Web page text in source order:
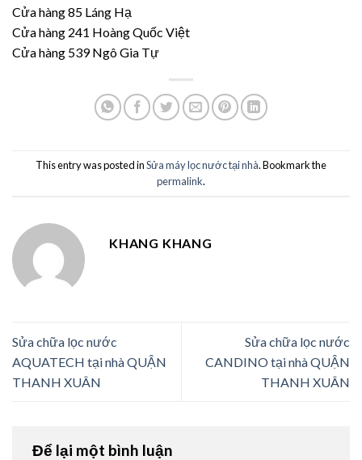
Cửa hàng 85 Láng Hạ
Cửa hàng 241 Hoàng Quốc Việt
Cửa hàng 539 Ngô Gia Tự
This entry was posted inSửa máy lọc nước tại nhà. Bookmark the
permalink.
KHANG KHANG
Sửa chữa lọc nước
AQUATECH tại nhà QUẬN
THANH XUÂN
Sửa chữa lọc nước
CANDINO tại nhà QUẬN
THANH XUÂN
Để lại một bình luận